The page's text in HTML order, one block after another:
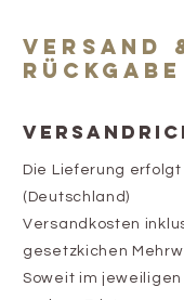
VERSAND
RÜCKGABE
Die Lieferung erfolgt
(Deutschland)
Versandkosten
gesetzkichen
Soweit im